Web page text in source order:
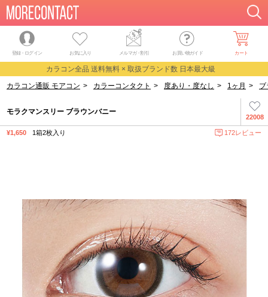
登録・ログイン お気に入り メルマガ・割引 お買い物ガイド カート
カラコン全品 送料無料 × 取扱ブランド数 日本最大級
カラコン通販 モアコン > カラーコンタクト > 度あり・度なし > 1ヶ月 > ブ
22008
モラクマンスリー ブラウンバニー
¥1,650 1箱2枚入り 172レビュー